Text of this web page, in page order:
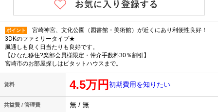
ポイント
宮崎神宮、文化公園（図書館・美術館）が近くにあり利便性良好！
3DKのファミリータイプ★
風通しも良く日当たりも良好です。
【ひなた移住?楽部会員様限定・仲介手数料30％割引】
宮崎市のお部屋探しはピタットハウスまで。
賃料 4.5万円 初期費用を知りたい
共益費 / 管理費 無 / 無